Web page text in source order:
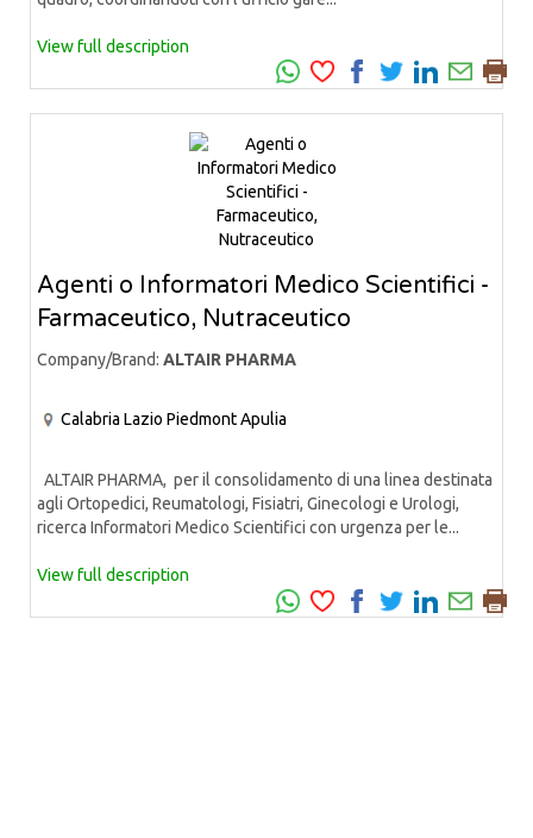
View full description
Agenti o Informatori Medico Scientifici -
Farmaceutico, Nutraceutico
Company/Brand: ALTAIR PHARMA
Calabria Lazio PiedmontApulia
ALTAIR PHARMA, per il consolidamento di una linea destinata
agli Ortopedici, Reumatologi, Fisiatri, Ginecologi e Urologi,
ricerca Informatori Medico Scientifici con urgenza per le...
View full description